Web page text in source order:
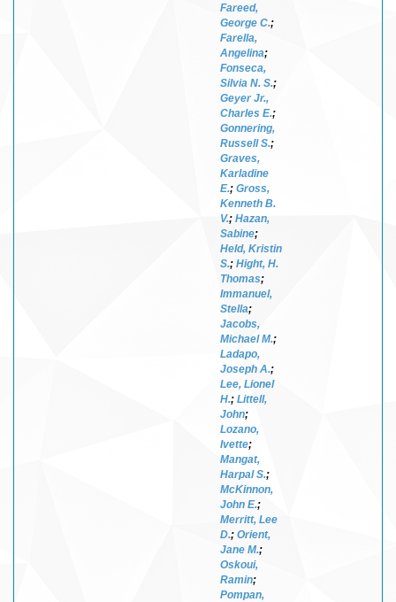
Fareed,
George C.;
Farella,
Angelina;
Fonseca,
Silvia N. S.;
Geyer Jr.,
Charles E.;
Gonnering,
Russell S.;
Graves,
Karladine
E.; Gross,
Kenneth B.
V.; Hazan,
Sabine;
Held, Kristin
S.; Hight, H.
Thomas;
Immanuel,
Stella;
Jacobs,
Michael M.;
Ladapo,
Joseph A.;
Lee, Lionel
H.; Littell,
John;
Lozano,
Ivette;
Mangat,
Harpal S.;
McKinnon,
John E.;
Merritt, Lee
D.; Orient,
Jane M.;
Oskoui,
Ramin;
Pompan,